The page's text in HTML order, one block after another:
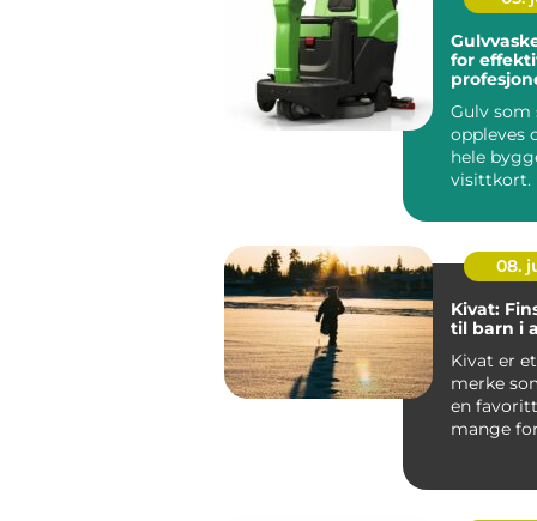
for
Gulv som
oppleves
hele
visittkort.
gjennom
08.
Kivat:
til barn i
Kivat er
merke
en
mange